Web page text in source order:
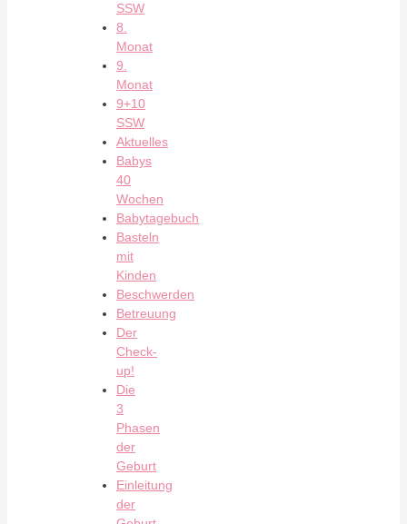
SSW
8.
Monat
9.
Monat
9+10
SSW
Aktuelles
Babys
40
Wochen
Babytagebuch
Basteln
mit
Kinden
Beschwerden
Betreuung
Der
Check-
up!
Die
3
Phasen
der
Geburt
Einleitung
der